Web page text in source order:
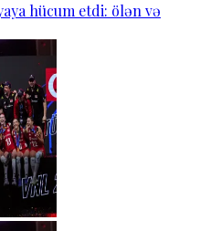
hücum etdi: ölən və